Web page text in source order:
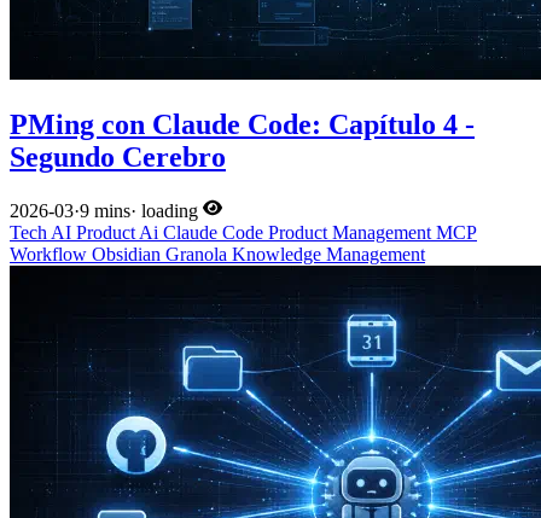
PMing con Claude Code: Capítulo 4 -
Segundo Cerebro
2026-03·9 mins· loading
Tech AI Product Ai Claude Code Product Management MCP
Workflow Obsidian Granola Knowledge Management